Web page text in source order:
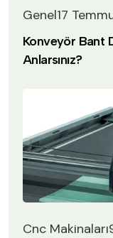
Genel17
Konveyör Bant
Anlarsınız?
Cnc Makinaları